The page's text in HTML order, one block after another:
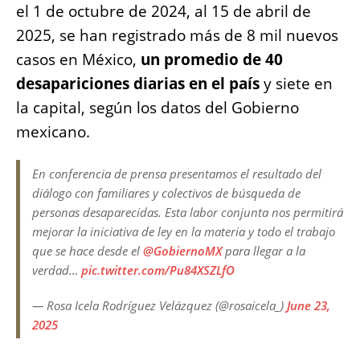
el 1 de octubre de 2024, al 15 de abril de
2025, se han registrado más de 8 mil nuevos
casos en México, un promedio de 40
desapariciones diarias en el paísy siete en
la capital, según los datos del Gobierno
mexicano.
En conferencia de prensa presentamos el resultado del
diálogo con familiares y colectivos de búsqueda de
personas desaparecidas. Esta labor conjunta nos permitirá
mejorar la iniciativa de ley en la materia y todo el trabajo
que se hace desde el @GobiernoMXpara llegar a la
verdad… pic.twitter.com/Pu84XSZLfO
— Rosa Icela Rodríguez Velázquez (@rosaicela_) June 23,
2025